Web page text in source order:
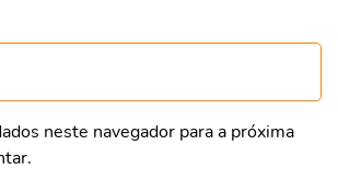
neste navegador para a próxima